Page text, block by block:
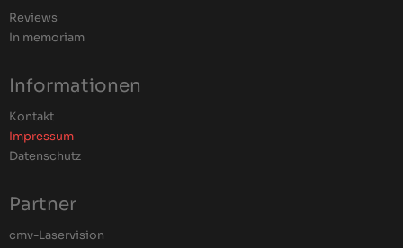
Reviews
In memoriam
Informationen
Kontakt
Impressum
Datenschutz
Partner
cmv-Laservision